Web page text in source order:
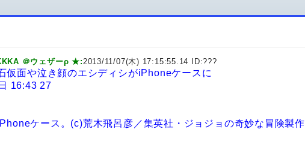
＠ウェザーρ ★:2013/11/07(木) 17:15:55.14 ID:???
仮面や泣き顔のエシディシがiPhoneケースに
16:43 27
ケース。(c)荒木飛呂彦／集英社・ジョジョの奇妙な冒険製作